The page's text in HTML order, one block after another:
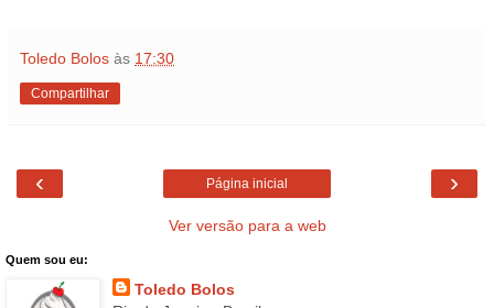
Toledo Bolos às 17:30
Compartilhar
‹ ›
Página inicial
Ver versão para a web
Quem sou eu:
Toledo Bolos